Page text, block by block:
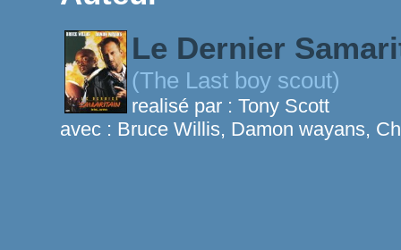
Le Dernier
(The Last boy scout)
realisé par : Tony Scott
avec : Bruce Willis, Damon wayans,